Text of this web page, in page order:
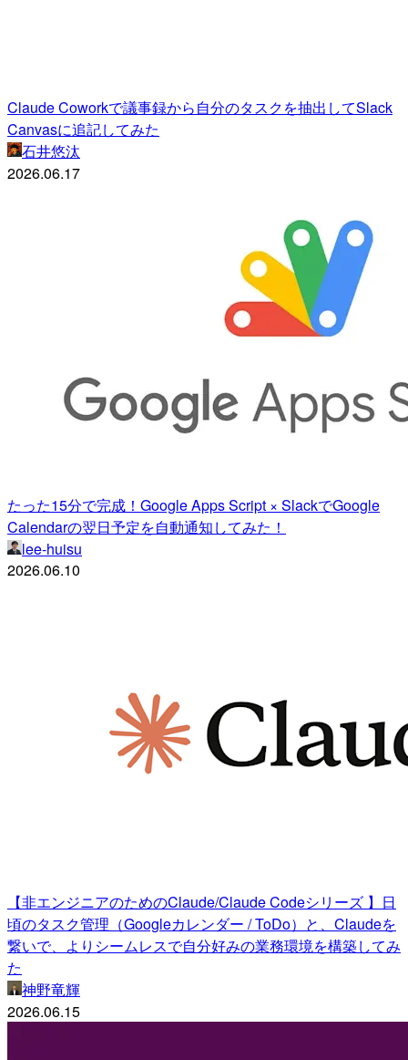
Claude Coworkで議事録から自分のタスクを抽出してSlack
Canvasに追記してみた
石井悠汰
2026.06.17
たった15分で完成！Google Apps Script × SlackでGoogle
Calendarの翌日予定を自動通知してみた！
lee-huisu
2026.06.10
【非エンジニアのためのClaude/Claude Codeシリーズ 】日
頃のタスク管理（Googleカレンダー / ToDo）と、Claudeを
繋いで、よりシームレスで自分好みの業務環境を構築してみ
た
神野竜輝
2026.06.15